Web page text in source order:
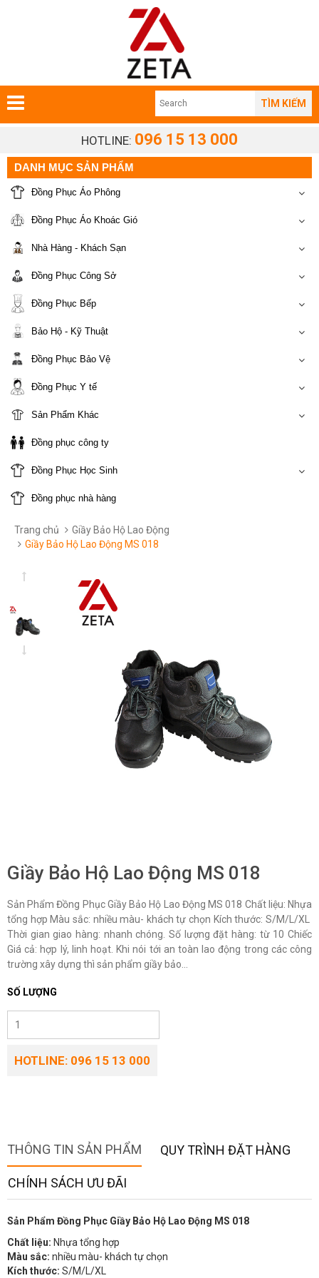
TÌM KIẾM
HOTLINE: 096 15 13 000
DANH MỤC SẢN PHẨM
Đồng Phục Áo Phông
Đồng Phục Áo Khoác Gió
Nhà Hàng - Khách Sạn
Đồng Phục Công Sở
Đồng Phục Bếp
Bảo Hộ - Kỹ Thuật
Đồng Phục Bảo Vệ
Đồng Phục Y tế
Sản Phẩm Khác
Đồng phục công ty
Đồng Phục Học Sinh
Đồng phục nhà hàng
Trang chủ
Giầy Bảo Hộ Lao Động
Giầy Bảo Hộ Lao Động MS 018
Giầy Bảo Hộ Lao Động MS 018
Sản Phẩm Đồng Phục Giầy Bảo Hộ Lao Động MS 018 Chất liệu: Nhựa
tổng hợp Màu sắc: nhiều màu- khách tự chọn Kích thước: S/M/L/XL
Thời gian giao hàng: nhanh chóng. Số lượng đặt hàng: từ 10 Chiếc
Giá cả: hợp lý, linh hoạt. Khi nói tới an toàn lao động trong các công
trường xây dựng thì sản phẩm giầy bảo...
SỐ LƯỢNG
HOTLINE: 096 15 13 000
THÔNG TIN SẢN PHẨM QUY TRÌNH ĐẶT HÀNG
CHÍNH SÁCH ƯU ĐÃI
Sản Phẩm Đồng Phục Giầy Bảo Hộ Lao Động MS 018
Chất liệu: Nhựa tổng hợp
Màu sắc: nhiều màu- khách tự chọn
Kích thước: S/M/L/XL